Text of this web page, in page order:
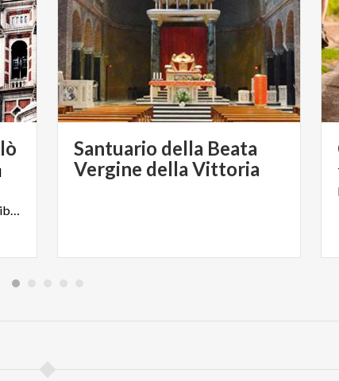
Lecco, sul lago e sui monti è imperdibile
Santuario della Beata
Vergine della Vittoria